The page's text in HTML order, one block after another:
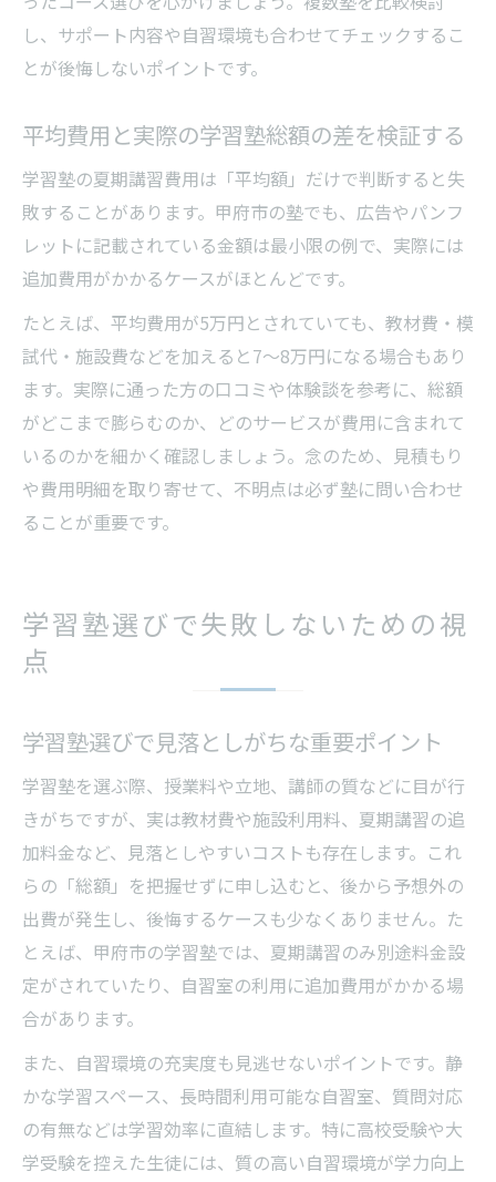
し、サポート内容や自習環境も合わせてチェックするこ
とが後悔しないポイントです。
平均費用と実際の学習塾総額の差を検証する
学習塾の夏期講習費用は「平均額」だけで判断すると失
敗することがあります。甲府市の塾でも、広告やパンフ
レットに記載されている金額は最小限の例で、実際には
追加費用がかかるケースがほとんどです。
たとえば、平均費用が5万円とされていても、教材費・模
試代・施設費などを加えると7～8万円になる場合もあり
ます。実際に通った方の口コミや体験談を参考に、総額
がどこまで膨らむのか、どのサービスが費用に含まれて
いるのかを細かく確認しましょう。念のため、見積もり
や費用明細を取り寄せて、不明点は必ず塾に問い合わせ
ることが重要です。
学習塾選びで失敗しないための視
点
学習塾選びで見落としがちな重要ポイント
学習塾を選ぶ際、授業料や立地、講師の質などに目が行
きがちですが、実は教材費や施設利用料、夏期講習の追
加料金など、見落としやすいコストも存在します。これ
らの「総額」を把握せずに申し込むと、後から予想外の
出費が発生し、後悔するケースも少なくありません。た
とえば、甲府市の学習塾では、夏期講習のみ別途料金設
定がされていたり、自習室の利用に追加費用がかかる場
合があります。
また、自習環境の充実度も見逃せないポイントです。静
かな学習スペース、長時間利用可能な自習室、質問対応
の有無などは学習効率に直結します。特に高校受験や大
学受験を控えた生徒には、質の高い自習環境が学力向上